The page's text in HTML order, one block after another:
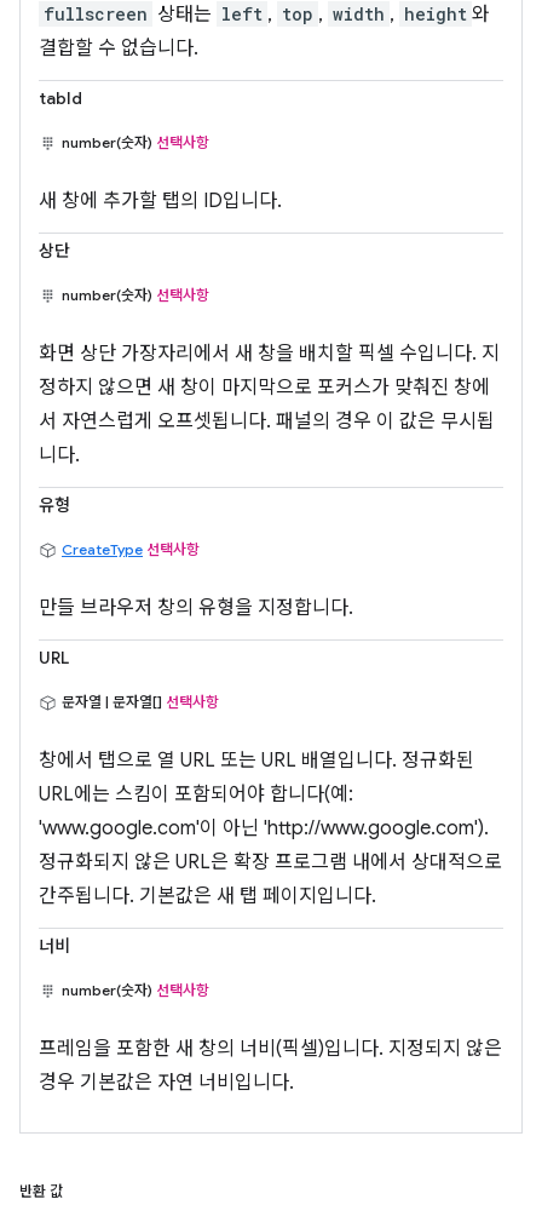
fullscreen 상태는 left , top , width , height 와
결합할 수 없습니다.
tabId
number(숫자) 선택사항
새 창에 추가할 탭의 ID입니다.
상단
number(숫자) 선택사항
화면 상단 가장자리에서 새 창을 배치할 픽셀 수입니다. 지
정하지 않으면 새 창이 마지막으로 포커스가 맞춰진 창에
서 자연스럽게 오프셋됩니다. 패널의 경우 이 값은 무시됩
니다.
유형
CreateType 선택사항
만들 브라우저 창의 유형을 지정합니다.
URL
문자열 | 문자열[] 선택사항
창에서 탭으로 열 URL 또는 URL 배열입니다. 정규화된
URL에는 스킴이 포함되어야 합니다(예:
'www.google.com'이 아닌 'http://www.google.com').
정규화되지 않은 URL은 확장 프로그램 내에서 상대적으로
간주됩니다. 기본값은 새 탭 페이지입니다.
너비
number(숫자) 선택사항
프레임을 포함한 새 창의 너비(픽셀)입니다. 지정되지 않은
경우 기본값은 자연 너비입니다.
반환 값